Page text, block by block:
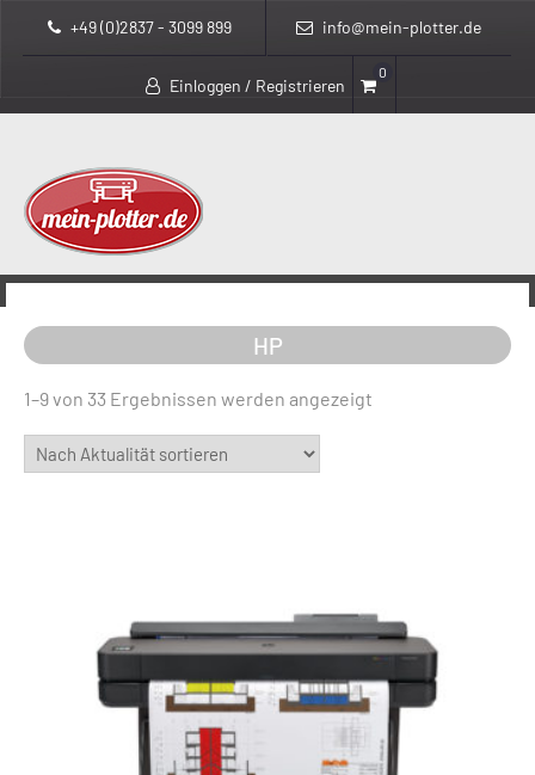
+49 (0)2837 - 3099 899 info@mein-plotter.de
Einloggen / Registrieren
0
> >
HP
1–9 von 33 Ergebnissen werden angezeigt